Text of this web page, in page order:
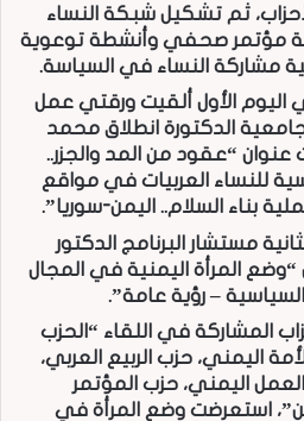
ثم تشكيل شبكة النساء
مؤتمر صحفي وأنشطة توعوية
مشاركة النساء في السياسة.
اليوم الأول ألقيت ورقتي عمل
الدكتورة انطلاق محمد
“عقود من المد والجزر..
للنساء العربيات في مواقع
بناء السلام.. اليمن-سوريا”.
مستشار البرنامج الدكتور
المرأة اليمنية في المجال
– رؤية عامة”.
المشاركة في اللقاء “الحزب
اليمني، حزب الربيع العربي،
العمل اليمني، حزب المؤتمر
استعرضت وضع المرأة في